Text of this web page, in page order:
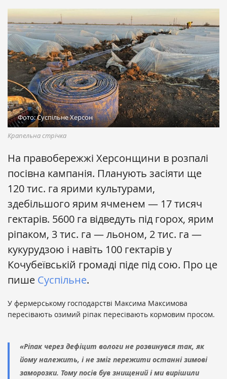
Фото: Суспільне Херсон
Крапельна стрічка
На правобережжі Херсонщини в розпалі
посівна кампанія. Планують засіяти ще
120 тис. га ярими культурами,
здебільшого ярим ячменем — 17 тисяч
гектарів. 5600 га відведуть під горох, ярим
ріпаком, 3 тис. га — льоном, 2 тис. га —
кукурудзою і навіть 100 гектарів у
Кочубеївській громаді піде під сою. Про це
пише Суспільне.
У фермерському господарстві Максима Максимова
пересівають озимий ріпак пересівають кормовим просом.
«Ріпак через дефіцит вологи не розвинувся так, як
йому належить, і не зміг пережити останні зимові
заморозки. Тому посів був знищений і ми вирішили